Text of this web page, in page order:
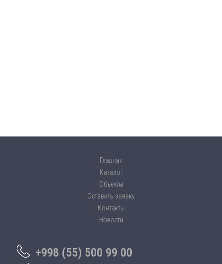
Главная
Каталог
Объекты
Оставить заявку
Контакты
Новости
+998 (55) 500 99 00